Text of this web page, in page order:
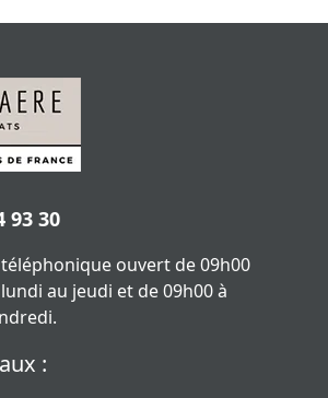
93 30
ouvert de 09h00
au jeudi et de 09h00 à
: